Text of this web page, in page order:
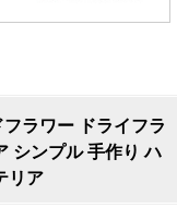
ラワー ドライフラ
シンプル 手作り ハ
リア